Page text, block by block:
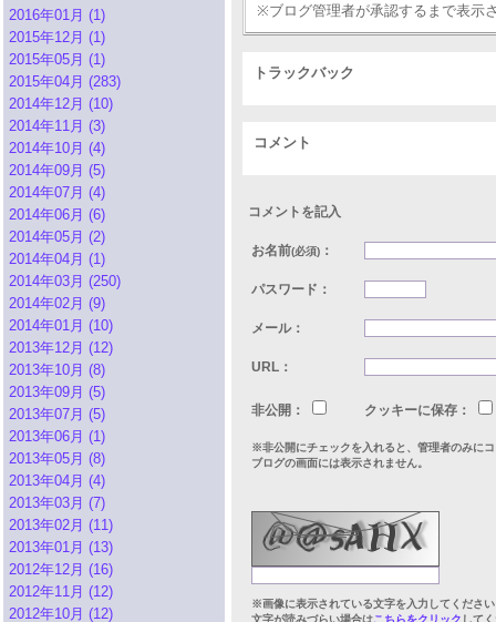
2016年01月 (1)
2015年12月 (1)
2015年05月 (1)
2015年04月 (283)
2014年12月 (10)
2014年11月 (3)
2014年10月 (4)
2014年09月 (5)
2014年07月 (4)
2014年06月 (6)
2014年05月 (2)
2014年04月 (1)
2014年03月 (250)
2014年02月 (9)
2014年01月 (10)
2013年12月 (12)
2013年10月 (8)
2013年09月 (5)
2013年07月 (5)
2013年06月 (1)
2013年05月 (8)
2013年04月 (4)
2013年03月 (7)
2013年02月 (11)
2013年01月 (13)
2012年12月 (16)
2012年11月 (12)
2012年10月 (12)
※ブログ管理者が承認するまで表示
トラックバック
コメント
コメントを記入
お名前(必須) ：
パスワード：
メール：
URL：
非公開： クッキーに保存：
※非公開にチェックを入れると、管理者のみに
ブログの画面には表示されません。
※画像に表示されている文字を入力してくださ
文字が読みづらい場合はこちらをクリック して